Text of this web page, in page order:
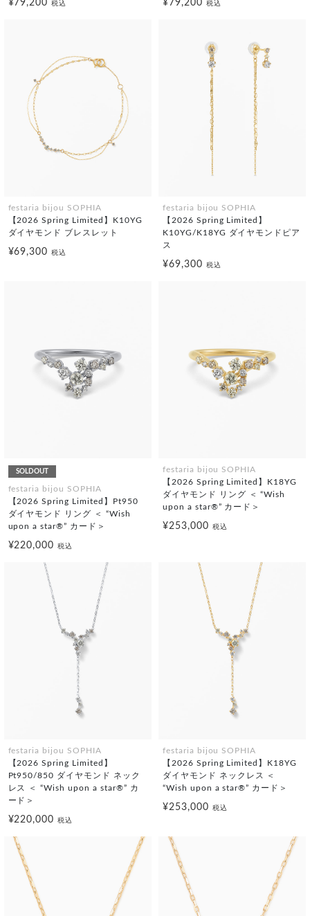
¥79,200税込 ¥79,200 税込
festaria bijou SOPHIA
【2026 Spring Limited】K10YG
ダイヤモンド ブレスレット
¥69,300税込
festaria bijou SOPHIA
【2026 Spring Limited】
K10YG/K18YG ダイヤモンドピア
ス
¥69,300 税込
SOLDOUT
festaria bijou SOPHIA
【2026 Spring Limited】Pt950
ダイヤモンド リング ＜ “Wish
upon a star®” カード＞
¥220,000税込
festaria bijou SOPHIA
【2026 Spring Limited】K18YG
ダイヤモンド リング ＜ “Wish
upon a star®” カード＞
¥253,000 税込
festaria bijou SOPHIA
【2026 Spring Limited】
Pt950/850 ダイヤモンド ネック
レス ＜ “Wish upon a star®” カ
ード＞
¥220,000税込
festaria bijou SOPHIA
【2026 Spring Limited】K18YG
ダイヤモンド ネックレス ＜
“Wish upon a star®” カード＞
¥253,000 税込